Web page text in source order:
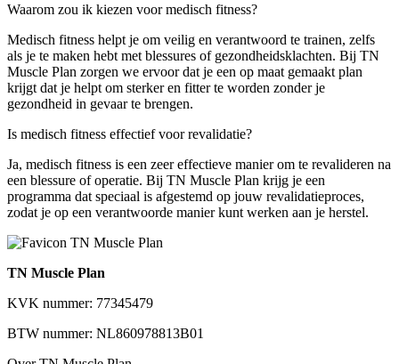
Waarom zou ik kiezen voor medisch fitness?
Medisch fitness helpt je om veilig en verantwoord te trainen, zelfs
als je te maken hebt met blessures of gezondheidsklachten. Bij TN
Muscle Plan zorgen we ervoor dat je een op maat gemaakt plan
krijgt dat je helpt om sterker en fitter te worden zonder je
gezondheid in gevaar te brengen.
Is medisch fitness effectief voor revalidatie?
Ja, medisch fitness is een zeer effectieve manier om te revalideren na
een blessure of operatie. Bij TN Muscle Plan krijg je een
programma dat speciaal is afgestemd op jouw revalidatieproces,
zodat je op een verantwoorde manier kunt werken aan je herstel.
TN Muscle Plan
KVK nummer: 77345479
BTW nummer: NL860978813B01